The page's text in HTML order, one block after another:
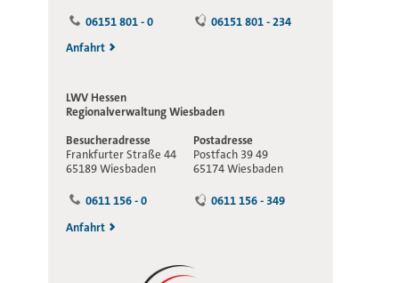
06151 801 - 0
06151 801 - 234
Anfahrt
LWV Hessen
RegionalverwaltungWiesbaden
Besucheradresse
Frankfurter Straße 44
65189 Wiesbaden
Postadresse
Postfach 39 49
65174 Wiesbaden
0611 156 - 0
0611 156 - 349
Anfahrt